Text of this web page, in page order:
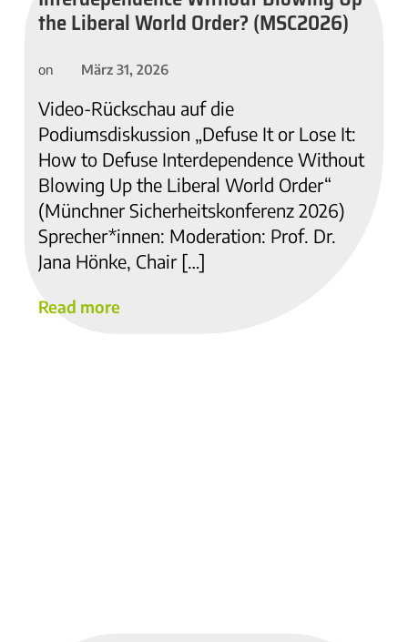
the Liberal World Order? (MSC2026)
on März 31, 2026
Video-Rückschau auf die
Podiumsdiskussion „Defuse It or Lose It:
How to Defuse Interdependence Without
Blowing Up the Liberal World Order“
(Münchner Sicherheitskonferenz 2026)
Sprecher*innen: Moderation: Prof. Dr.
Jana Hönke, Chair […]
Read more